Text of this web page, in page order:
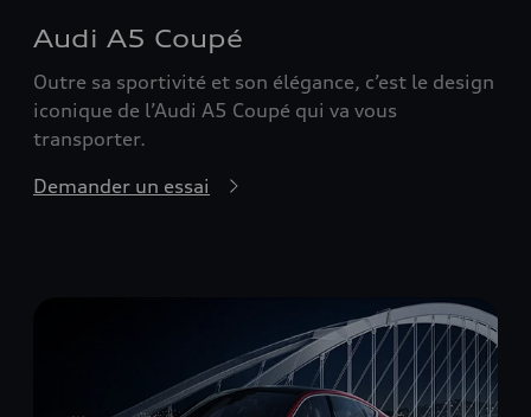
Audi A5 Coupé
Outre sa sportivité et son élégance, c’est le design
iconique de l’Audi A5 Coupé qui va vous
transporter.
Demander un essai